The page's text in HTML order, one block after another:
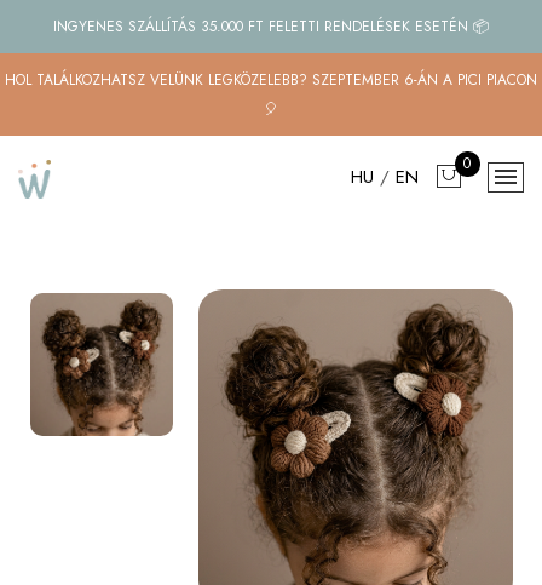
INGYENES SZÁLLÍTÁS 35.000 FT FELETTI RENDELÉSEK ESETÉN 📦
HOL TALÁLKOZHATSZ VELÜNK LEGKÖZELEBB? SZEPTEMBER 6-ÁN A PICI PIACON
🎈
HU / EN 0